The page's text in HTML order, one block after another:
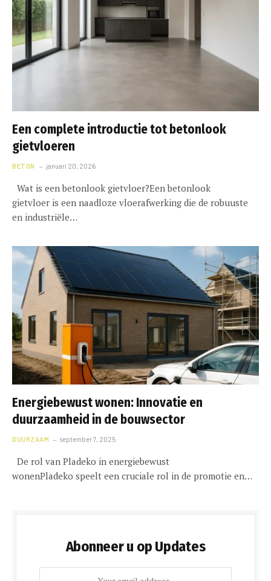
Een complete introductie tot betonlook
gietvloeren
BETON januari 20, 2026
Wat is een betonlook gietvloer?Een betonlook
gietvloer is een naadloze vloerafwerking die de robuuste
en industriële…
Energiebewust wonen: Innovatie en
duurzaamheid in de bouwsector
DUURZAAM september 7, 2025
De rol van Pladeko in energiebewust
wonenPladeko speelt een cruciale rol in de promotie en…
Abonneer u op Updates